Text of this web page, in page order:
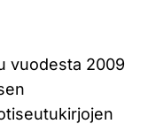
vuodesta 2009